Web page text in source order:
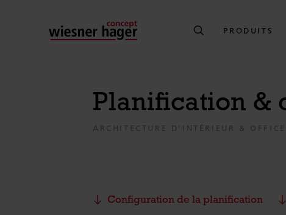
PRODUITS
Planification &
ARCHITECTURE D'INTÉRIEUR &
Configuration de la planification